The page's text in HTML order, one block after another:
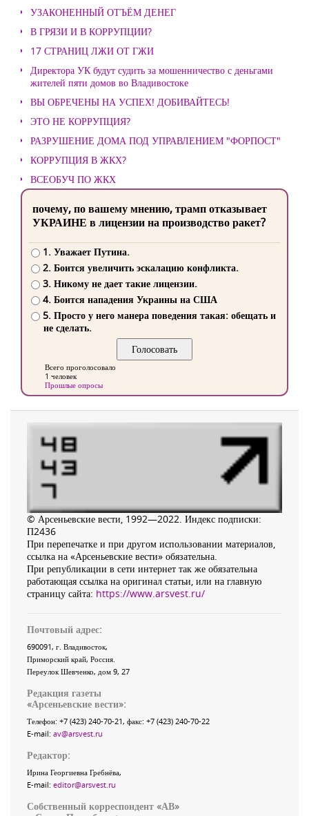
УЗАКОНЕННЫЙ ОТЪЁМ ДЕНЕГ
В ГРЯЗИ И В КОРРУПЦИИ?
17 СТРАНИЦ ЛЖИ ОТ ГЖИ
Директора УК будут судить за мошенничество с деньгами
жителей пяти домов во Владивостоке
ВЫ ОБРЕЧЕНЫ НА УСПЕХ! ДОБИВАЙТЕСЬ!
ЭТО НЕ КОРРУПЦИЯ?
РАЗРУШЕНИЕ ДОМА ПОД УПРАВЛЕНИЕМ "ФОРПОСТ"
КОРРУПЦИЯ В ЖКХ?
ВСЕОБУЧ ПО ЖКХ
почему, по вашему мнению, трамп отказывает
УКРАИНЕ в лицензии на производство ракет?
1. Уважает Путина.
2. Боится увеличить эскалацию конфликта.
3. Никому не дает такие лицензии.
4. Боится нападения Украины на США
5. Просто у него манера поведения такая: обещать и
не сделать.
Всего проголосовало
1 человек
Прошлые опросы
© Арсеньевские вести, 1992—2022. Индекс подписки:
П2436
При перепечатке и при другом использовании материалов,
ссылка на «Арсеньевские вести» обязательна.
При републикации в сети интернет так же обязательна
работающая ссылка на оригинал статьи, или на главную
страницу сайта: https://www.arsvest.ru/
Почтовый адрес:
690091, г. Владивосток,
Приморский край, Россия
Переулок Шевченко, дом 9, 27
Редакция газеты
«Арсеньевские вести»:
Телефон: +7 (423) 240-70-21, факс: +7 (423) 240-70-22
E-mail: av@arsvest.ru
Редактор:
Ирина Георгиевна Гребнёва,
E-mail: editor@arsvest.ru
Собственный корреспондент «АВ»